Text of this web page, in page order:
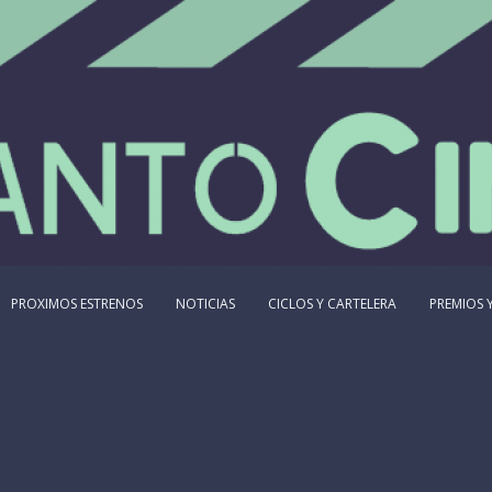
PROXIMOS ESTRENOS NOTICIAS CICLOS Y CARTELERA PREMIOS